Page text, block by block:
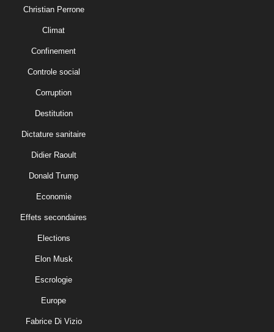
Christian Perrone
Climat
Confinement
Controle social
Corruption
Destitution
Dictature sanitaire
Didier Raoult
Donald Trump
Economie
Effets secondaires
Elections
Elon Musk
Escrologie
Europe
Fabrice Di Vizio